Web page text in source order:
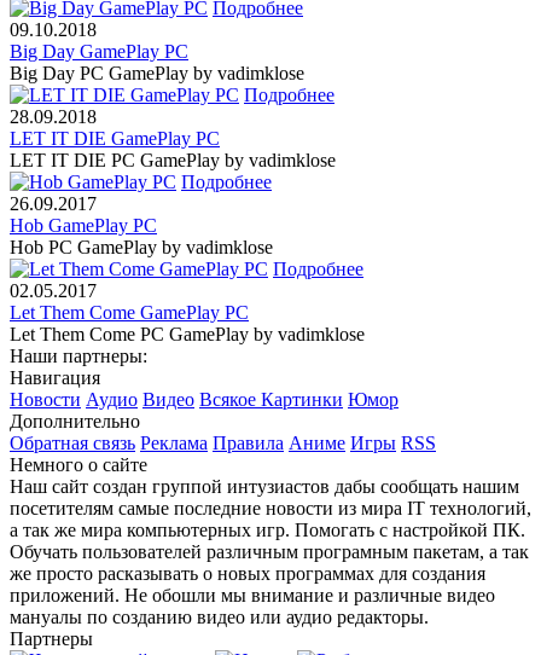
Подробнее
09.10.2018
Big Day GamePlay PC
Big Day PC GamePlay by vadimklose
Подробнее
28.09.2018
LET IT DIE GamePlay PC
LET IT DIE PC GamePlay by vadimklose
Подробнее
26.09.2017
Hob GamePlay PC
Hob PC GamePlay by vadimklose
Подробнее
02.05.2017
Let Them Come GamePlay PC
Let Them Come PC GamePlay by vadimklose
Наши партнеры:
Навигация
Новости Аудио Видео Всякое Картинки Юмор
Дополнительно
Обратная связь Реклама Правила Аниме Игры RSS
Немного о сайте
Наш сайт создан группой интузиастов дабы сообщать нашим
посетителям самые последние новости из мира IT технологий,
а так же мира компьютерных игр. Помогать с настройкой ПК.
Обучать пользователей различным програмным пакетам, а так
же просто расказывать о новых программах для создания
приложений. Не обошли мы внимание и различные видео
мануалы по созданию видео или аудио редакторы.
Партнеры